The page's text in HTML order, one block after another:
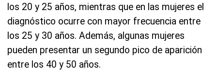
los 20 y 25 años, mientras que en las mujeres el
diagnóstico ocurre con mayor frecuencia entre
los 25 y 30 años. Además, algunas mujeres
pueden presentar un segundo pico de aparición
entre los 40 y 50 años.